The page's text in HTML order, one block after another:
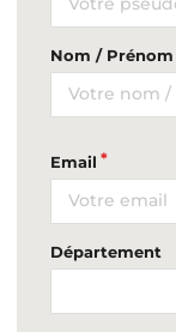
Nom / Prénom
Email
Département